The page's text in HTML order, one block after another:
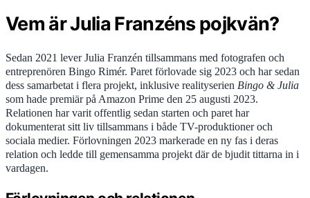
Vem är Julia Franzéns pojkvän?
Sedan 2021 lever Julia Franzén tillsammans med fotografen och
entreprenören Bingo Rimér. Paret förlovade sig 2023 och har sedan
dess samarbetat i flera projekt, inklusive realityserien Bingo & Julia
som hade premiär på Amazon Prime den 25 augusti 2023.
Relationen har varit offentlig sedan starten och paret har
dokumenterat sitt liv tillsammans i både TV-produktioner och
sociala medier. Förlovningen 2023 markerade en ny fas i deras
relation och ledde till gemensamma projekt där de bjudit tittarna in i
vardagen.